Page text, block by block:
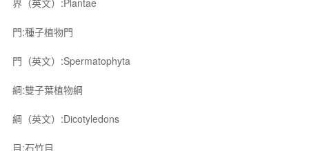
門:種子植物門
門（英文）:Spermatophyta
綱:雙子葉植物綱
綱（英文）:Dicotyledons
目:石竹目